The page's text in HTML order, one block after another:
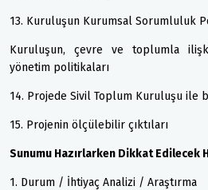
13. Kuruluşun Kurumsal Sorumluluk
Kuruluşun, çevre ve toplumla ilişki
yönetim politikaları
14. Projede Sivil Toplum Kuruluşu ile
15. Projenin ölçülebilir çıktıları
Sunumu Hazırlarken Dikkat Edilecek
1. Durum / İhtiyaç Analizi / Araştırma